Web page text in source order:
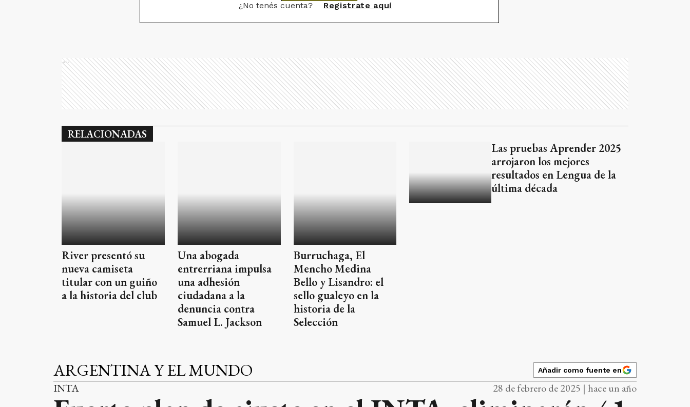
¿No tenés cuenta? Registrate aquí
Ads
RELACIONADAS
River presentó su
nueva camiseta
titular con un guiño
a la historia del club
Una abogada
entrerriana impulsa
una adhesión
ciudadana a la
denuncia contra
Samuel L. Jackson
Burruchaga, El
Mencho Medina
Bello y Lisandro: el
sello gualeyo en la
historia de la
Selección
Las pruebas Aprender 2025
arrojaron los mejores
resultados en Lengua de la
última década
ARGENTINA Y EL MUNDO Añadir como fuente en
INTA 28 de febrero de 2025 | hace un año